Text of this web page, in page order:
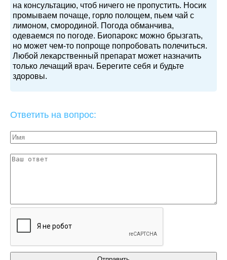
на консультацию, чтоб ничего не пропустить. Носик
промываем почаще, горло полощем, пьем чай с
лимоном, смородиной. Погода обманчива,
одеваемся по погоде. Биопарокс можно брызгать,
но может чем-то попроще попробовать полечиться.
Любой лекарственный препарат может назначить
только лечащий врач. Берегите себя и будьте
здоровы.
Ответить на вопрос: